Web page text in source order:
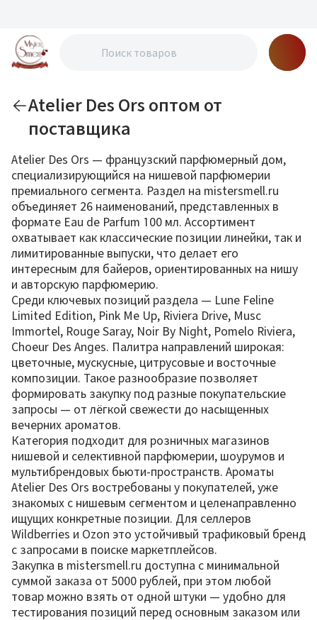
Atelier Des Ors оптом от
поставщика
Atelier Des Ors — французский парфюмерный дом,
специализирующийся на нишевой парфюмерии
премиального сегмента. Раздел на mistersmell.ru
объединяет 26 наименований, представленных в
формате Eau de Parfum 100 мл. Ассортимент
охватывает как классические позиции линейки, так и
лимитированные выпуски, что делает его
интересным для байеров, ориентированных на нишу
и авторскую парфюмерию.
Среди ключевых позиций раздела — Lune Feline
Limited Edition, Pink Me Up, Riviera Drive, Musc
Immortel, Rouge Saray, Noir By Night, Pomelo Riviera,
Choeur Des Anges. Палитра направлений широкая:
цветочные, мускусные, цитрусовые и восточные
композиции. Такое разнообразие позволяет
формировать закупку под разные покупательские
запросы — от лёгкой свежести до насыщенных
вечерних ароматов.
Категория подходит для розничных магазинов
нишевой и селективной парфюмерии, шоурумов и
мультибрендовых бьюти-пространств. Ароматы
Atelier Des Ors востребованы у покупателей, уже
знакомых с нишевым сегментом и целенаправленно
ищущих конкретные позиции. Для селлеров
Wildberries и Ozon это устойчивый трафиковый бренд
с запросами в поиске маркетплейсов.
Закупка в mistersmell.ru доступна с минимальной
суммой заказа от 5000 рублей, при этом любой
товар можно взять от одной штуки — удобно для
тестирования позиций перед основным заказом или